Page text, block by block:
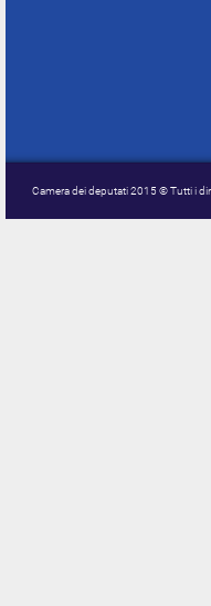
Camera dei deputati 2015 © Tutti i